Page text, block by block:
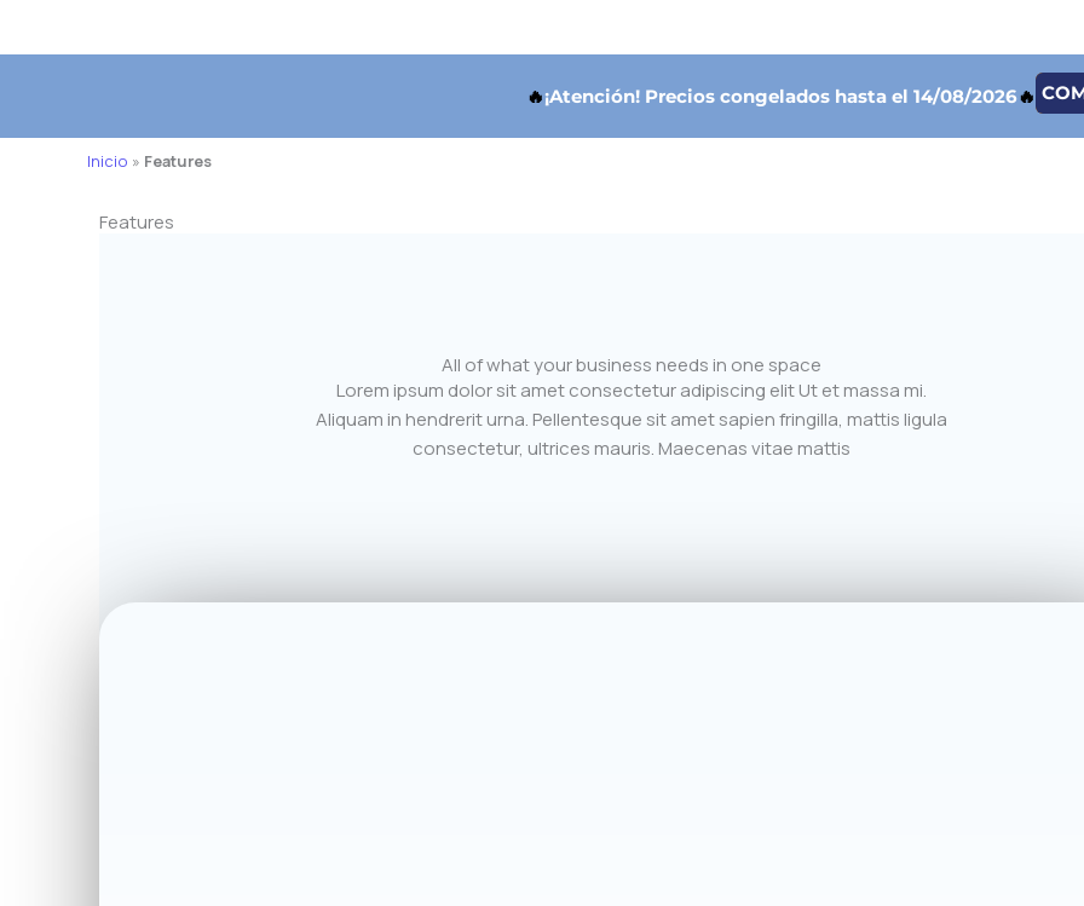
🔥¡Atención! Precios congelados hasta el 14/08/2026🔥
Inicio » Features
Features
All of what your business needs in one space
Lorem ipsum dolor sit amet consectetur adipiscing elit Ut et massa mi.
Aliquam in hendrerit urna. Pellentesque sit amet sapien fringilla, mattis ligula
consectetur, ultrices mauris. Maecenas vitae mattis